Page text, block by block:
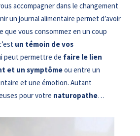
accompagner dans le changement
un journal alimentaire permet d’avoir
que vous consommez en un coup
un témoin de vos
peut permettre de faire le lien
et un symptômeou entre un
et une émotion. Autant
pour votre naturopathe…